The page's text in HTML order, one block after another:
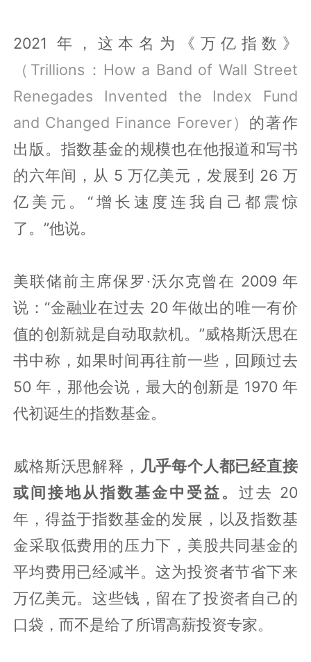
2021 年，这本名为《万亿指数》
（Trillions：How a Band of Wall Street
Renegades Invented the Index Fund
and Changed Finance Forever） 的著作
出版。指数基金的规模也在他报道和写书
的六年间，从 5 万亿美元，发展到 26 万
亿美元。“增长速度连我自己都震惊
了。”他说。
美联储前主席保罗·沃尔克曾在 2009 年
说：“金融业在过去 20 年做出的唯一有价
值的创新就是自动取款机。”威格斯沃思在
书中称，如果时间再往前一些，回顾过去
50 年，那他会说，最大的创新是 1970 年
代初诞生的指数基金。
威格斯沃思解释， 几乎每个人都已经直接
或间接地从指数基金中受益。 过去 20
年，得益于指数基金的发展，以及指数基
金采取低费用的压力下，美股共同基金的
平均费用已经减半。这为投资者节省下来
万亿美元。这些钱，留在了投资者自己的
口袋，而不是给了所谓高薪投资专家。